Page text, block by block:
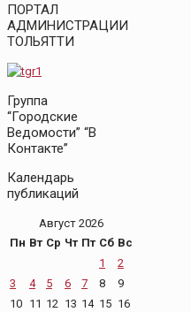
ПОРТАЛ
АДМИНИСТРАЦИИ
ТОЛЬЯТТИ
Группа
“Городские
Ведомости” “В
Контакте”
Календарь
публикаций
Август 2026
Пн Вт Ср Чт Пт Сб Вс
1
2
3
4 5 6 7 8
9
10 11 12 13 14 15 16